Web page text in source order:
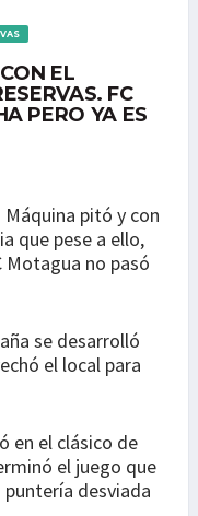
EL
FC
PERO YA ES
Máquina pitó y con
que pese a ello,
Motagua no pasó
se desarrolló
el local para
en el clásico de
el juego que
desviada